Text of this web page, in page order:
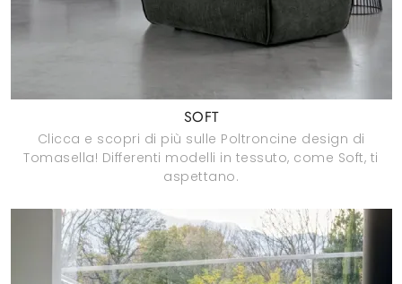
SOFT
Clicca e scopri di più sulle Poltroncine design di
Tomasella! Differenti modelli in tessuto, come Soft, ti
aspettano.